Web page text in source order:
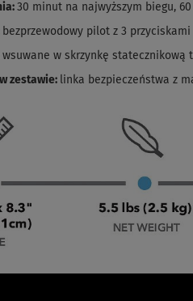
30 minut na najwyższym biegu,
bezprzewodowy pilot z 3 przyciskami
wsuwane w skrzynkę statecznikową
zestawie: linka bezpieczeństwa z